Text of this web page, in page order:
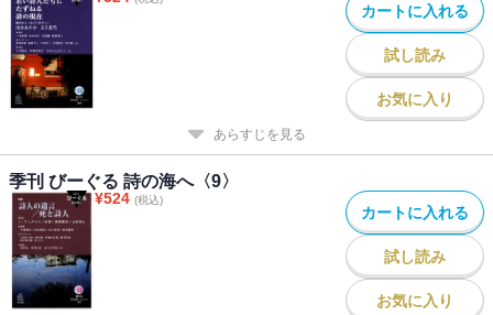
カートに入れる
試し読み
お気に入り
あらすじを見る
季刊 びーぐる 詩の海へ〈9〉
¥524 (税込)
カートに入れる
試し読み
お気に入り